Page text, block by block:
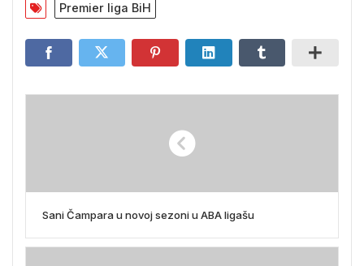
Premier liga BiH
Sani Čampara u novoj sezoni u ABA ligašu